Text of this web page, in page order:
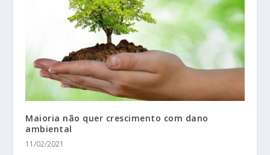
Maioria não quer crescimento com dano
ambiental
11/02/2021